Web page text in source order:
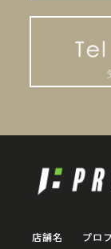
店舗名
プロ